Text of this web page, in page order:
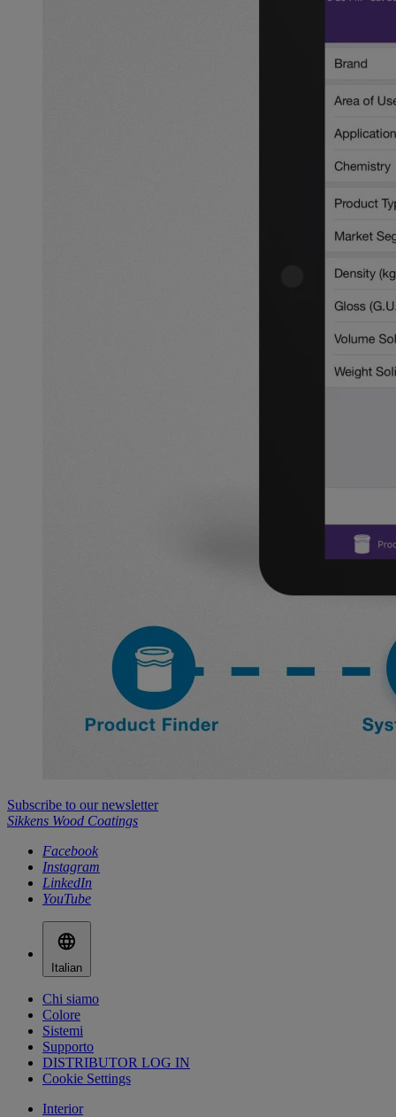
Subscribe to our newsletter
Sikkens Wood Coatings
Facebook
Instagram
LinkedIn
YouTube
Italian
Chi siamo
Colore
Sistemi
Supporto
DISTRIBUTOR LOG IN
Cookie Settings
Interior